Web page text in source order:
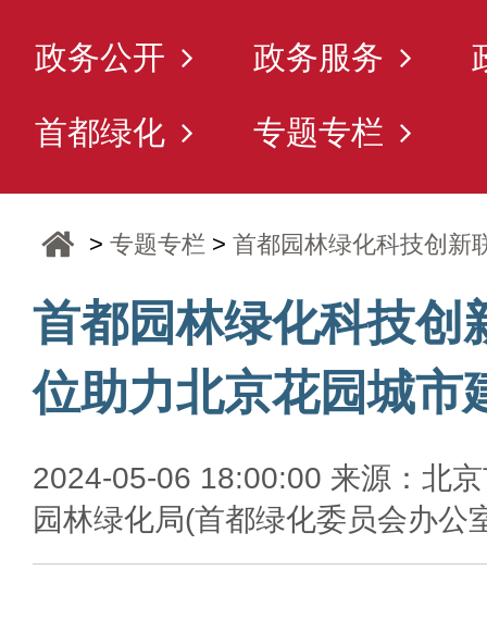
政务公开 政务服务
首都绿化 专题专栏
>专题专栏 >首都园林绿化科技创新
首都园林绿化科技创
位助力北京花园城市
2024-05-06 18:00:00 来源：北
园林绿化局(首都绿化委员会办公